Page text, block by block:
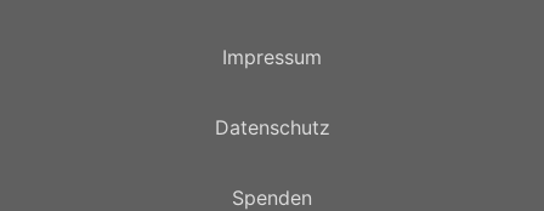
Impressum
Datenschutz
Spenden